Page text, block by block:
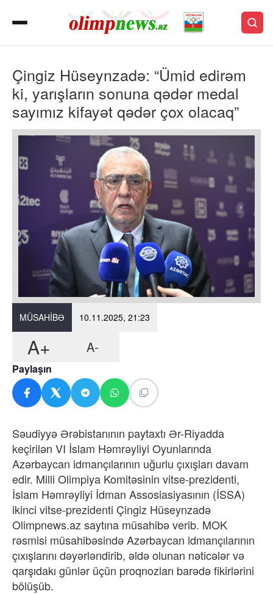
Çingiz Hüseynzadə: “Ümid edirəm
ki, yarışların sonuna qədər medal
sayımız kifayət qədər çox olacaq”
MÜSAHIBƏ 10.11.2025, 21:23
A+ A-
Paylaşın
Səudiyyə Ərəbistanının paytaxtı Ər-Riyadda
keçirilən VI İslam Həmrəyliyi Oyunlarında
Azərbaycan idmançılarının uğurlu çıxışları davam
edir. Milli Olimpiya Komitəsinin vitse-prezidenti,
İslam Həmrəyliyi İdman Assosiasiyasının (İSSA)
ikinci vitse-prezidenti Çingiz Hüseynzadə
Olimpnews.az saytına müsahibə verib. MOK
rəsmisi müsahibəsində Azərbaycan idmançılarının
çıxışlarını dəyərləndirib, əldə olunan nəticələr və
qarşıdakı günlər üçün proqnozları barədə fikirlərini
bölüşüb.